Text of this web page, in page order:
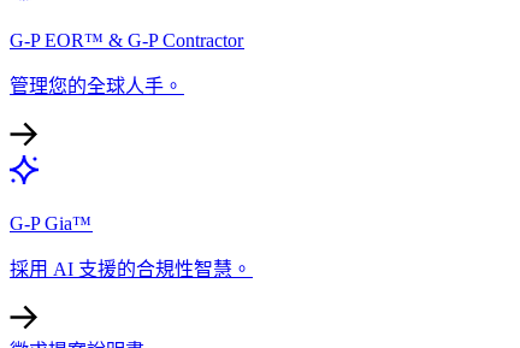
G-P EOR™ & G-P Contractor​​
管理您的全球人手。​​
G-P Gia™​​
採用 AI 支援的合規性智慧。​​